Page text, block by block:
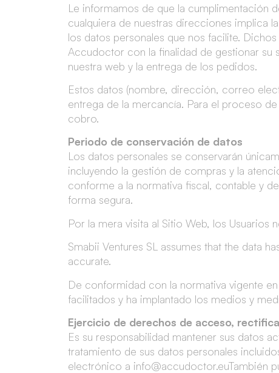
Le informamos de que la cumplimentación
cualquiera de nuestras direcciones implica
los datos personales que nos facilite.
Accudoctor con la finalidad de gestionar su
nuestra web y la entrega de los pedidos.
Estos datos (nombre, dirección, correo
entrega de la mercancía. Para el proceso
cobro.
Periodo de conservación de datos
Los datos personales se conservarán
incluyendo la gestión de compras y la
conforme a la normativa fiscal, contable y
forma segura.
Por la mera visita al Sitio Web, los
Smabii Ventures SL assumes that the data
accurate.
De conformidad con la normativa vigente
facilitados y ha implantado los medios y
Ejercicio de derechos de acceso,
Es su responsabilidad mantener sus datos
tratamiento de sus datos personales
electrónico a info@accudoctor.euTambién